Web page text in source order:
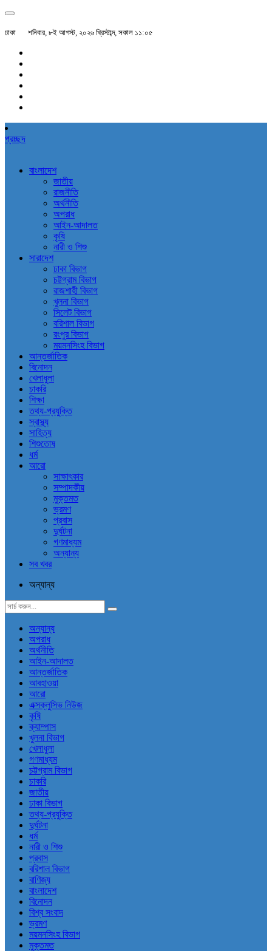
ঢাকা শনিবার, ৮ই আগস্ট, ২০২৬ খ্রিস্টাব্দ, সকাল ১১:০৫
প্রচ্ছদ
বাংলাদেশ
জাতীয়
রাজনীতি
অর্থনীতি
অপরাধ
আইন-আদালত
কৃষি
নারী ও শিশু
সারাদেশ
ঢাকা বিভাগ
চট্টগ্রাম বিভাগ
রাজশাহী বিভাগ
খুলনা বিভাগ
সিলেট বিভাগ
বরিশাল বিভাগ
রংপুর বিভাগ
ময়মনসিংহ বিভাগ
আন্তর্জাতিক
বিনোদন
খেলাধুলা
চাকরি
শিক্ষা
তথ্য-প্রযুক্তি
স্বাস্থ্য
সাহিত্য
শিশুতোষ
ধর্ম
আরো
সাক্ষাৎকার
সম্পাদকীয়
মুক্তমত
ভ্রমণ
প্রবাস
দুর্ঘটনা
গণমাধ্যম
অন্যান্য
সব খবর
অন্যান্য
অন্যান্য
অপরাধ
অর্থনীতি
আইন-আদালত
আন্তর্জাতিক
আবহাওয়া
আরো
এক্সক্লুসিভ নিউজ
কৃষি
ক্যাম্পাস
খুলনা বিভাগ
খেলাধুলা
গণমাধ্যম
চট্টগ্রাম বিভাগ
চাকরি
জাতীয়
ঢাকা বিভাগ
তথ্য-প্রযুক্তি
দুর্ঘটনা
ধর্ম
নারী ও শিশু
প্রবাস
বরিশাল বিভাগ
বাণিজ্য
বাংলাদেশ
বিনোদন
বিশ্ব সংবাদ
ভ্রমণ
ময়মনসিংহ বিভাগ
মুক্তমত